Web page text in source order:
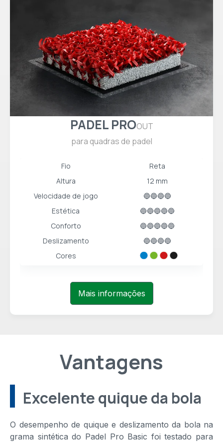
PADEL PROOUT
para quadras de padel
Fio
Reta
Altura
12 mm
Velocidade de jogo
🔵🔵🔵🔵
Estética
🔵🔵🔵🔵🔵
Conforto
🔵🔵🔵🔵🔵
Deslizamento
🔵🔵🔵🔵
Cores
Mais informações
Vantagens
Excelente quique da bola
O desempenho de quique e deslizamento da bola na
grama sintética do Padel Pro Basic foi testado para